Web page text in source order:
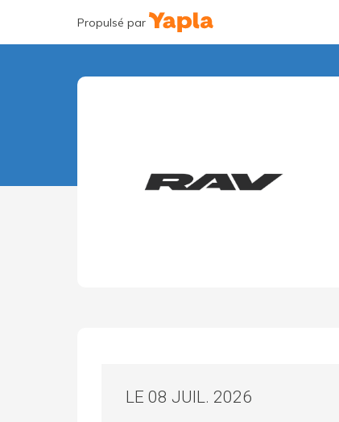
Propulsé par
LE 08 JUIL. 2026